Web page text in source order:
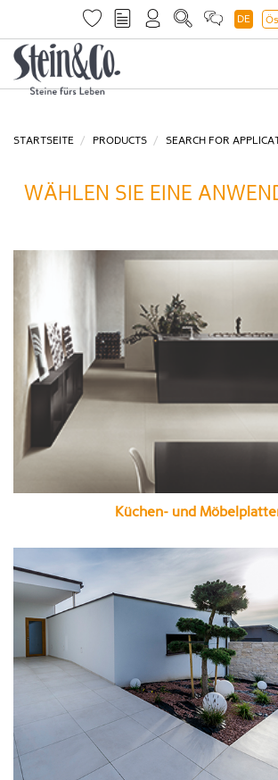
DE
STARTSEITE PRODUCTS SEARCH FOR
WÄHLEN SIE EINE
Küchen- und